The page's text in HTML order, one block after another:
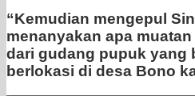
“Kemudian mengepul
menanyakan apa
dari gudang pupuk yang
berlokasi di desa Bono